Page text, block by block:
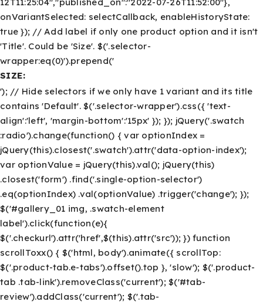
onVariantSelected: selectCallback, enableHistoryState:
true }); // Add label if only one product option and it isn't
'Title'. Could be 'Size'. $('.selector-
wrapper:eq(0)').prepend('
SIZE:
'); // Hide selectors if we only have 1 variant and its title
contains 'Default'. $('.selector-wrapper').css({ 'text-
align':'left', 'margin-bottom':'15px' }); }); jQuery('.swatch
:radio').change(function() { var optionIndex =
jQuery(this).closest('.swatch').attr('data-option-index');
var optionValue = jQuery(this).val(); jQuery(this)
.closest('form') .find('.single-option-selector')
.eq(optionIndex) .val(optionValue) .trigger('change'); });
$('#gallery_01 img, .swatch-element
label').click(function(e){
$('.checkurl').attr('href',$(this).attr('src')); }) function
scrollToxx() { $('html, body').animate({ scrollTop:
$('.product-tab.e-tabs').offset().top }, 'slow'); $('.product-
tab .tab-link').removeClass('current'); $('#tab-
review').addClass('current'); $('.tab-